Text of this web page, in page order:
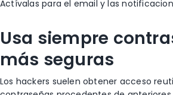
Actívalas para el email y las
Usa siempre
más seguras
Los hackers suelen obtener acceso